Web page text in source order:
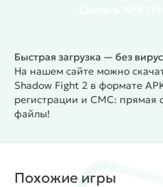
кажущуюся простоту,
широким арсеналом
выполняются при
использования
Shadow Fight 2оказалось
Быстрая загрузка — без
На нашем сайте можно
Shadow Fight 2 в формате
регистрации и СМС: прямая
файлы!
Похожие игры